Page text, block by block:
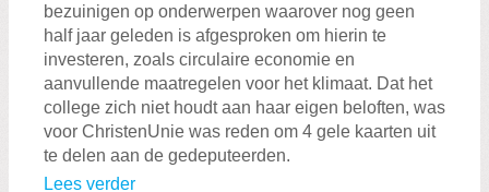
bezuinigen op onderwerpen waarover nog geen
half jaar geleden is afgesproken om hierin te
investeren, zoals circulaire economie en
aanvullende maatregelen voor het klimaat. Dat het
college zich niet houdt aan haar eigen beloften, was
voor ChristenUnie was reden om 4 gele kaarten uit
te delen aan de gedeputeerden.
Lees verder